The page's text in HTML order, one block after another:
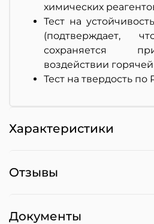
химических
Тест на
(подтверждает,
сохраняется
воздействии
Тест на твердость по
Характеристики
Отзывы
Документы